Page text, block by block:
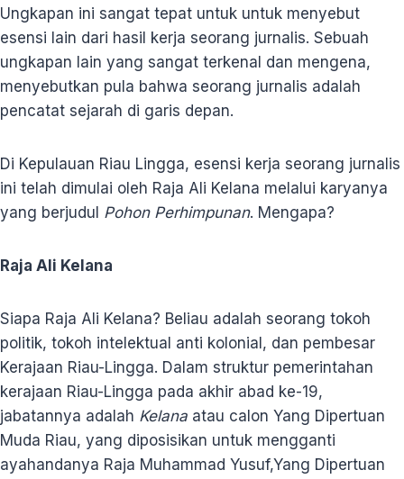
Ungkapan ini sangat tepat untuk untuk menyebut
esensi lain dari hasil kerja seorang jurnalis. Sebuah
ungkapan lain yang sangat terkenal dan mengena,
menyebutkan pula bahwa seorang jurnalis adalah
pencatat sejarah di garis depan.
Di Kepulauan Riau Lingga, esensi kerja seorang jurnalis
ini telah dimulai oleh Raja Ali Kelana melalui karyanya
yang berjudul Pohon Perhimpunan. Mengapa?
Raja Ali Kelana
Siapa Raja Ali Kelana? Beliau adalah seorang tokoh
politik, tokoh intelektual anti kolonial, dan pembesar
Kerajaan Riau-Lingga. Dalam struktur pemerintahan
kerajaan Riau-Lingga pada akhir abad ke-19,
jabatannya adalah Kelana atau calon Yang Dipertuan
Muda Riau, yang diposisikan untuk mengganti
ayahandanya Raja Muhammad Yusuf,Yang Dipertuan